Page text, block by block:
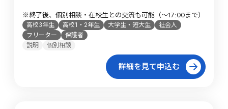
※終了後、個別相談・在校生との交流も可能（～17:00まで）
高校3年生 高校1・2年生 大学生・短大生
社会人
フリーター
保護者
説明
個別相談
詳細を見て申込む